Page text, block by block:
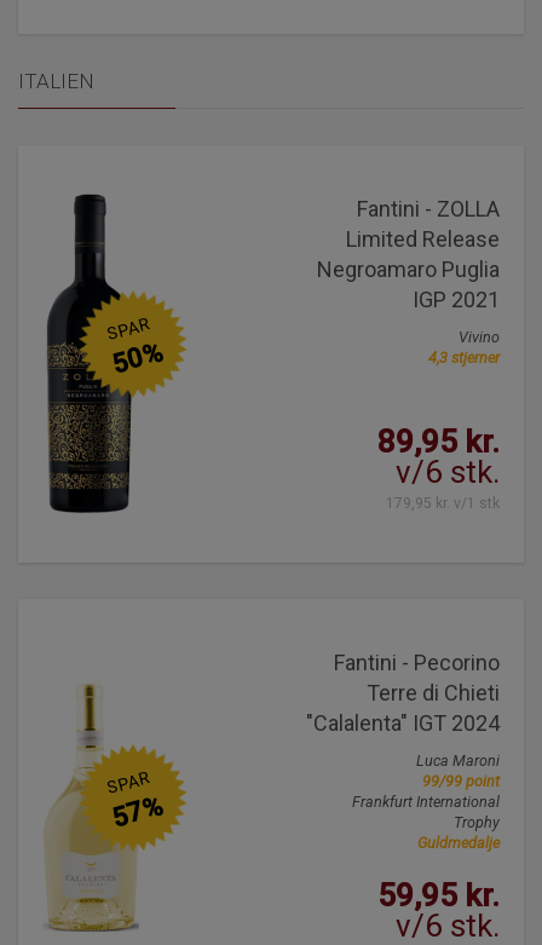
ITALIEN
Fantini - ZOLLA
Limited Release
Negroamaro Puglia
IGP 2021
Vivino
4,3 stjerner
89,95 kr.
v/6 stk.
179,95 kr. v/1 stk
SPAR
50%
Fantini - Pecorino
Terre di Chieti
"Calalenta" IGT 2024
Luca Maroni
99/99 point
Frankfurt International
Trophy
Guldmedalje
59,95 kr.
v/6 stk.
SPAR
57%